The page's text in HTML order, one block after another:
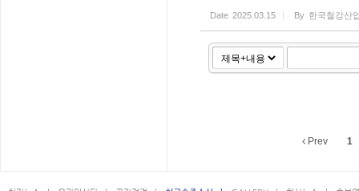
Date 2025.03.15 By 한국철강산
Prev 1